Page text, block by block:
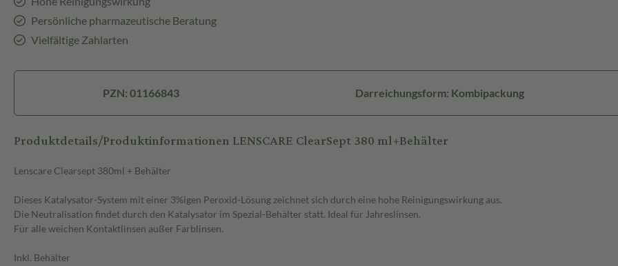
Persönliche pharmazeutische Beratung
Vielfältige Zahlarten
PZN: 01166843 Darreichungsform: Kombipackung
Produktdetails/Produktinformationen LENSCARE ClearSept 380 ml+Behälter
Lenscare Clearsept 380ml + Behälter
Dieses Katalysator-System mit einer 3%igen Peroxid-Lösung zeichnet sich durch eine hohe Reinigungswirkung aus.
Die Neutralisation findet durch den Katalysator im Spezial-Behälter statt. Ideal für Jahreslinsen.
Für alle weichen Kontaktlinsen außer Farblinsen.
Inkl. Behälter